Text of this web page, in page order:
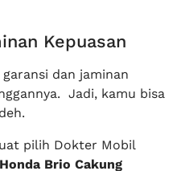
Kepuasan
dan jaminan
Jadi, kamu bisa
pilih Dokter Mobil
Brio Cakung